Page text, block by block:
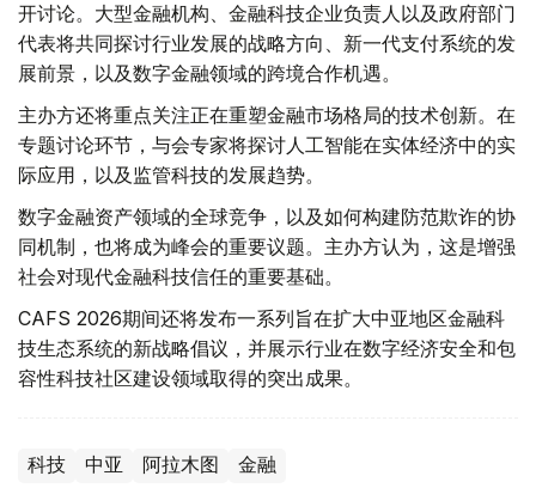
开讨论。大型金融机构、金融科技企业负责人以及政府部门
代表将共同探讨行业发展的战略方向、新一代支付系统的发
展前景，以及数字金融领域的跨境合作机遇。
主办方还将重点关注正在重塑金融市场格局的技术创新。在
专题讨论环节，与会专家将探讨人工智能在实体经济中的实
际应用，以及监管科技的发展趋势。
数字金融资产领域的全球竞争，以及如何构建防范欺诈的协
同机制，也将成为峰会的重要议题。主办方认为，这是增强
社会对现代金融科技信任的重要基础。
CAFS 2026期间还将发布一系列旨在扩大中亚地区金融科
技生态系统的新战略倡议，并展示行业在数字经济安全和包
容性科技社区建设领域取得的突出成果。
科技 中亚 阿拉木图 金融